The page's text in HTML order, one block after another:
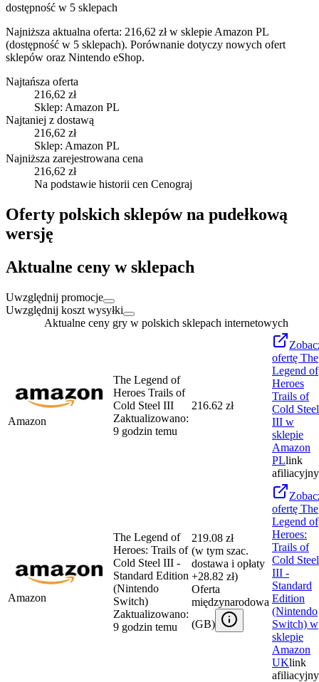
dostępność w 5 sklepach
Najniższa aktualna oferta: 216,62 zł w sklepie Amazon PL
(dostępność w 5 sklepach). Porównanie dotyczy nowych ofert
sklepów oraz Nintendo eShop.
Najtańsza oferta
216,62 zł
Sklep: Amazon PL
Najtaniej z dostawą
216,62 zł
Sklep: Amazon PL
Najniższa zarejestrowana cena
216,62 zł
Na podstawie historii cen Cenograj
Oferty polskich sklepów na pudełkową
wersję
Aktualne ceny w sklepach
Uwzględnij promocje
Uwzględnij koszt wysyłki
Aktualne ceny gry w polskich sklepach internetowych
Amazon
The Legend of
Heroes Trails of
Cold Steel III
Zaktualizowano:
9 godzin temu
216.62 zł
ofertę The
Legend of
Heroes
Trails of
Cold Steel
III w
sklepie
Amazon
PLlink
afiliacyjny
Amazon
The Legend of
Heroes: Trails of
Cold Steel III -
Standard Edition
(Nintendo
Switch)
Zaktualizowano:
9 godzin temu
219.08 zł
(w tym szac.
dostawa i opłaty
+28.82 zł)
Oferta
międzynarodowa
(GB)
ofertę The
Legend of
Heroes:
Trails of
Cold Steel
III -
Standard
Edition
(Nintendo
Switch) w
sklepie
Amazon
UKlink
afiliacyjny